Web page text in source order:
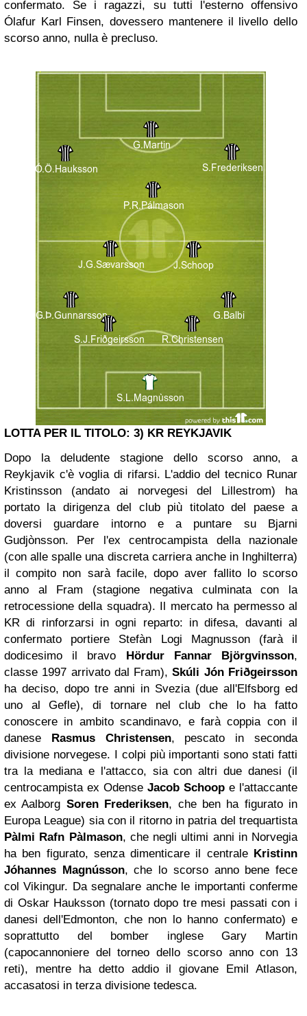
confermato. Se i ragazzi, su tutti l'esterno offensivo
Ólafur Karl Finsen, dovessero mantenere il livello dello
scorso anno, nulla è precluso.
LOTTA PER IL TITOLO: 3) KR REYKJAVIK
Dopo la deludente stagione dello scorso anno, a
Reykjavik c'è voglia di rifarsi. L'addio del tecnico Runar
Kristinsson (andato ai norvegesi del Lillestrom) ha
portato la dirigenza del club più titolato del paese a
doversi guardare intorno e a puntare su Bjarni
Gudjònsson. Per l'ex centrocampista della nazionale
(con alle spalle una discreta carriera anche in Inghilterra)
il compito non sarà facile, dopo aver fallito lo scorso
anno al Fram (stagione negativa culminata con la
retrocessione della squadra). Il mercato ha permesso al
KR di rinforzarsi in ogni reparto: in difesa, davanti al
confermato portiere Stefàn Logi Magnusson (farà il
dodicesimo il bravo Hördur Fannar Björgvinsson,
classe 1997 arrivato dal Fram),Skúli Jón Friðgeirsson
ha deciso, dopo tre anni in Svezia (due all'Elfsborg ed
uno al Gefle), di tornare nel club che lo ha fatto
conoscere in ambito scandinavo, e farà coppia con il
danese Rasmus Christensen, pescato in seconda
divisione norvegese. I colpi più importanti sono stati fatti
tra la mediana e l'attacco, sia con altri due danesi (il
centrocampista ex Odense Jacob Schoop e l'attaccante
ex Aalborg Soren Frederiksen, che ben ha figurato in
Europa League) sia con il ritorno in patria del trequartista
Pàlmi Rafn Pàlmason, che negli ultimi anni in Norvegia
ha ben figurato, senza dimenticare il centrale Kristinn
Jóhannes Magnússon, che lo scorso anno bene fece
col Vikingur. Da segnalare anche le importanti conferme
di Oskar Hauksson (tornato dopo tre mesi passati con i
danesi dell'Edmonton, che non lo hanno confermato) e
soprattutto del bomber inglese Gary Martin
(capocannoniere del torneo dello scorso anno con 13
reti), mentre ha detto addio il giovane Emil Atlason,
accasatosi in terza divisione tedesca.